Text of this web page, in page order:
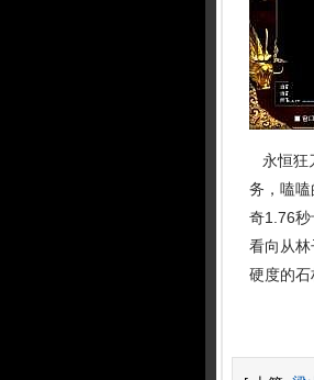
永恒狂
务，嗑
奇1.76秒
看向从
硬度的